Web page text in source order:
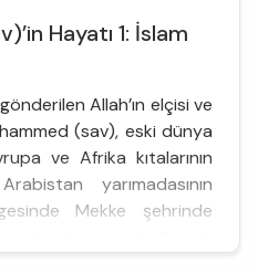
Hayatı 1: İslam
Allah’ın elçisi ve
(sav), eski dünya
ve Afrika kıtalarının
yarımadasının
Mekke şehrinde